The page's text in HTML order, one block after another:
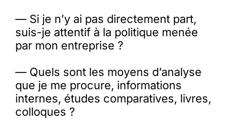
— Si je n’y ai pas directement part,
suis-je attentif à la politique menée
par mon entreprise ?
— Quels sont les moyens d’analyse
que je me procure, informations
internes, études comparatives, livres,
colloques ?